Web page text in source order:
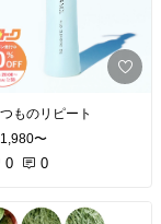
ものリピート
1,980〜
0 0